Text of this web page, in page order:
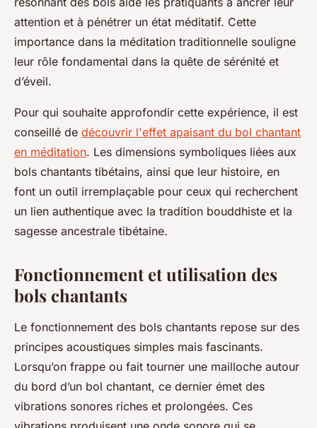
attention et à pénétrer un état méditatif. Cette
importance dans la méditation traditionnelle souligne
leur rôle fondamental dans la quête de sérénité et
d’éveil.
Pour qui souhaite approfondir cette expérience, il est
conseillé de découvrir l'effet apaisant du bol chantant
en méditation. Les dimensions symboliques liées aux
bols chantants tibétains, ainsi que leur histoire, en
font un outil irremplaçable pour ceux qui recherchent
un lien authentique avec la tradition bouddhiste et la
sagesse ancestrale tibétaine.
Fonctionnement et utilisation des
bols chantants
Le fonctionnement des bols chantants repose sur des
principes acoustiques simples mais fascinants.
Lorsqu’on frappe ou fait tourner une mailloche autour
du bord d’un bol chantant, ce dernier émet des
vibrations sonores riches et prolongées. Ces